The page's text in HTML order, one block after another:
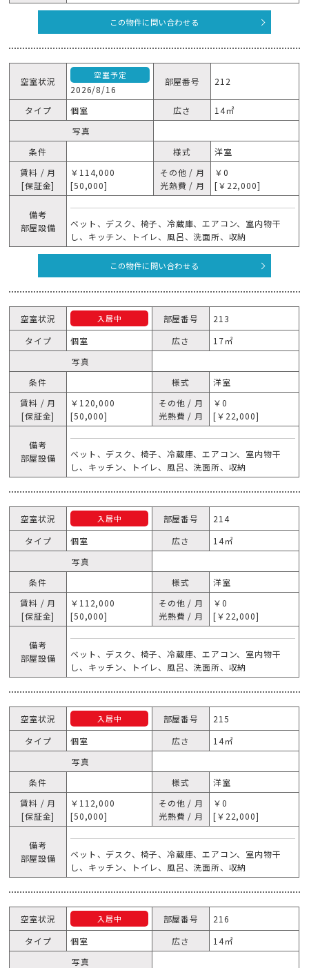
この物件に問い合わせる
空室状況
空室予定
2026/8/16
部屋番号 212
タイプ 個室 広さ
14㎡
写真
条件
様式
洋室
賃料 / 月
[保証金]
￥114,000
[50,000]
その他 / 月
光熱費 / 月
￥0
[￥22,000]
備考
部屋設備
ベット、デスク、椅子、冷蔵庫、エアコン、室内物干
し、キッチン、トイレ、風呂、洗面所、収納
この物件に問い合わせる
空室状況 入居中 部屋番号
213
タイプ
個室 広さ
17㎡
写真
条件
様式
洋室
賃料 / 月
[保証金]
￥120,000
[50,000]
その他 / 月
光熱費 / 月
￥0
[￥22,000]
備考
部屋設備
ベット、デスク、椅子、冷蔵庫、エアコン、室内物干
し、キッチン、トイレ、風呂、洗面所、収納
空室状況 入居中 部屋番号
214
タイプ
個室 広さ
14㎡
写真
条件
様式
洋室
賃料 / 月
[保証金]
￥112,000
[50,000]
その他 / 月
光熱費 / 月
￥0
[￥22,000]
備考
部屋設備
ベット、デスク、椅子、冷蔵庫、エアコン、室内物干
し、キッチン、トイレ、風呂、洗面所、収納
空室状況 入居中 部屋番号
215
タイプ
個室 広さ
14㎡
写真
条件
様式
洋室
賃料 / 月
[保証金]
￥112,000
[50,000]
その他 / 月
光熱費 / 月
￥0
[￥22,000]
備考
部屋設備
ベット、デスク、椅子、冷蔵庫、エアコン、室内物干
し、キッチン、トイレ、風呂、洗面所、収納
空室状況 入居中 部屋番号
216
タイプ
個室 広さ
14㎡
写真